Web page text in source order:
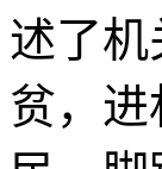
述了
贫，